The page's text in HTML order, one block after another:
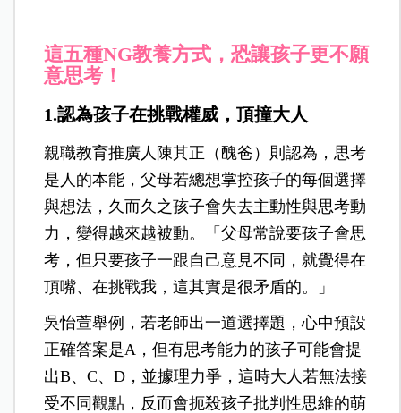
這五種NG教養方式，恐讓孩子更不願
意思考！
1.認為孩子在挑戰權威，頂撞大人
親職教育推廣人陳其正（醜爸）則認為，思考
是人的本能，父母若總想掌控孩子的每個選擇
與想法，久而久之孩子會失去主動性與思考動
力，變得越來越被動。「父母常說要孩子會思
考，但只要孩子一跟自己意見不同，就覺得在
頂嘴、在挑戰我，這其實是很矛盾的。」
吳怡萱舉例，若老師出一道選擇題，心中預設
正確答案是A，但有思考能力的孩子可能會提
出B、C、D，並據理力爭，這時大人若無法接
受不同觀點，反而會扼殺孩子批判性思維的萌